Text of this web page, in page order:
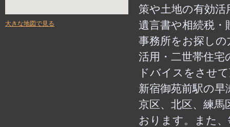
大きな地図で見る
策や土地の有効活
遺言書や相続税
事務所をお探し
活用・二世帯住
ドバイスをさせ
新宿御苑前駅の早
京区、北区、練
おります。また